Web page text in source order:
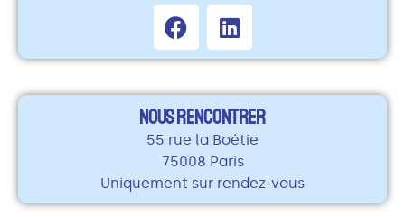
NOUS RENCONTRER
55 rue la Boétie
75008 Paris
Uniquement sur rendez-vous